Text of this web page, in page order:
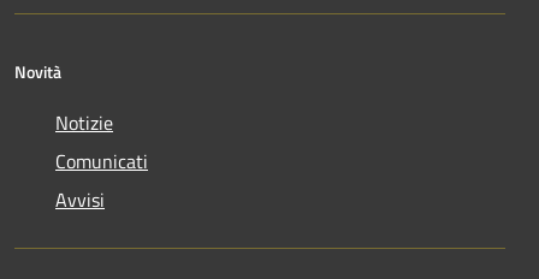
Novità
Notizie
Comunicati
Avvisi